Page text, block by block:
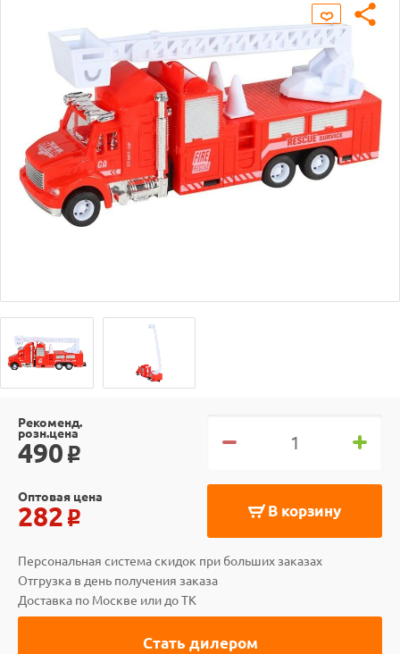
Рекоменд.
розн.цена
490 o
В корзину
Оптовая цена
282 o
Персональная система скидок при больших заказах
Отгрузка в день получения заказа
Доставка по Москве или до ТК
Стать дилером